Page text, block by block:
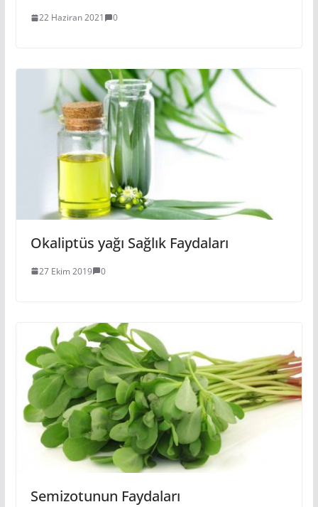
22 Haziran 2021 0
Okaliptüs yağı Sağlık Faydaları
27 Ekim 2019 0
Semizotunun Faydaları